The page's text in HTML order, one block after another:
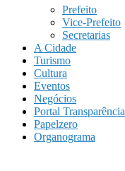
Prefeito
Vice-Prefeito
Secretarias
A Cidade
Turismo
Cultura
Eventos
Negócios
Portal Transparência
Papelzero
Organograma